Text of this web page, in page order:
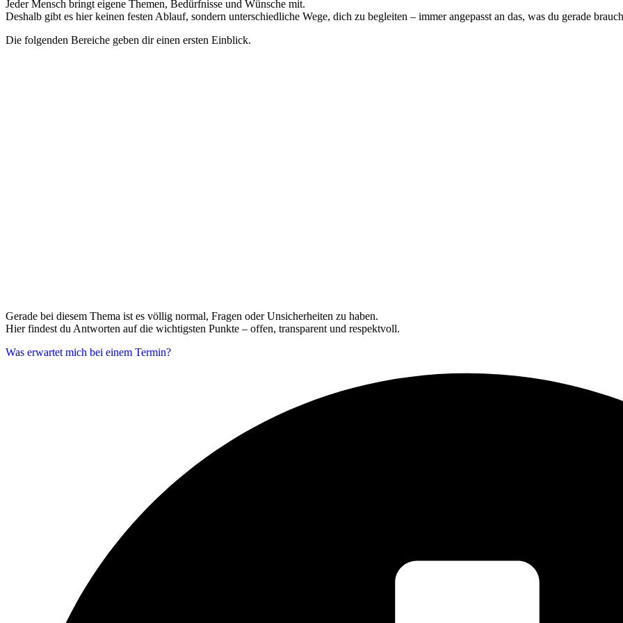
Jeder Mensch bringt eigene Themen, Bedürfnisse und Wünsche mit.
Deshalb gibt es hier keinen festen Ablauf, sondern unterschiedliche Wege, dich zu begleiten – immer angepasst an das, was du gerade
Die folgenden Bereiche geben dir einen ersten Einblick.
Gerade bei diesem Thema ist es völlig normal, Fragen oder Unsicherheiten zu haben.
Hier findest du Antworten auf die wichtigsten Punkte – offen, transparent und respektvoll.
Was erwartet mich bei einem Termin?